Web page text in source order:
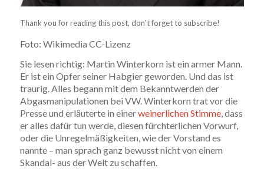
Thank you for reading this post, don't forget to subscribe!
Foto: Wikimedia CC-Lizenz
Sie lesen richtig: Martin Winterkorn ist ein armer Mann.
Er ist ein Opfer seiner Habgier geworden. Und das ist
traurig. Alles begann mit dem Bekanntwerden der
Abgasmanipulationen bei VW. Winterkorn trat vor die
Presse und erläuterte in einerweinerlichen Stimme, dass
er alles dafür tun werde, diesen fürchterlichen Vorwurf,
oder die Unregelmäßigkeiten, wie der Vorstand es
nannte – man sprach ganz bewusst nicht von einem
Skandal- aus der Welt zu schaffen.